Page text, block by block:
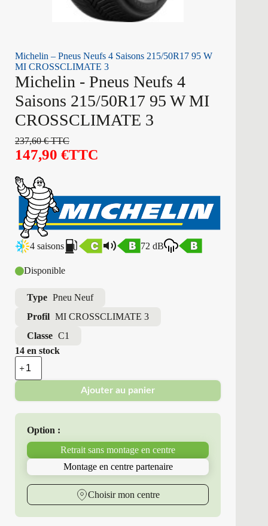
Michelin – Pneus Neufs 4 Saisons 215/50R17 95 W
MI CROSSCLIMATE 3
Michelin - Pneus Neufs 4
Saisons 215/50R17 95 W MI
CROSSCLIMATE 3
237,60€TTC
147,90 €TTC
4 saisons 72 dB
Disponible
Type Pneu Neuf
Profil MI CROSSCLIMATE 3
Classe C1
14 en stock
quantité
de
Michelin
Pneus
Neufs
Saisons
215/50R17
CROSSCLIMATE
Ajouter au panier
Option :
Retrait sans montage en centre
Montage en centre partenaire
Choisir mon centre